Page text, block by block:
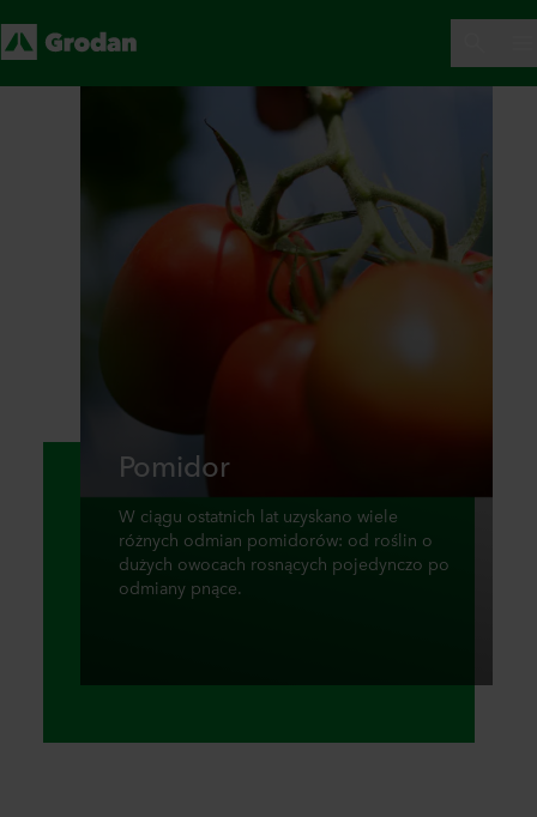
Pomidor
W ciągu ostatnich lat uzyskano wiele
różnych odmian pomidorów: od roślin o
dużych owocach rosnących pojedynczo po
odmiany pnące.